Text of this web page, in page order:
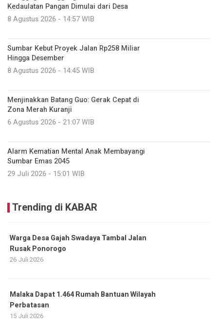
Kedaulatan Pangan Dimulai dari Desa
8 Agustus 2026 - 14:57 WIB
Sumbar Kebut Proyek Jalan Rp258 Miliar
Hingga Desember
8 Agustus 2026 - 14:45 WIB
Menjinakkan Batang Guo: Gerak Cepat di
Zona Merah Kuranji
6 Agustus 2026 - 21:07 WIB
Alarm Kematian Mental Anak Membayangi
Sumbar Emas 2045
29 Juli 2026 - 15:01 WIB
Trending di KABAR
Warga Desa Gajah Swadaya Tambal Jalan
Rusak Ponorogo
26 Juli 2026
Malaka Dapat 1.464 Rumah Bantuan Wilayah
Perbatasan
15 Juli 2026